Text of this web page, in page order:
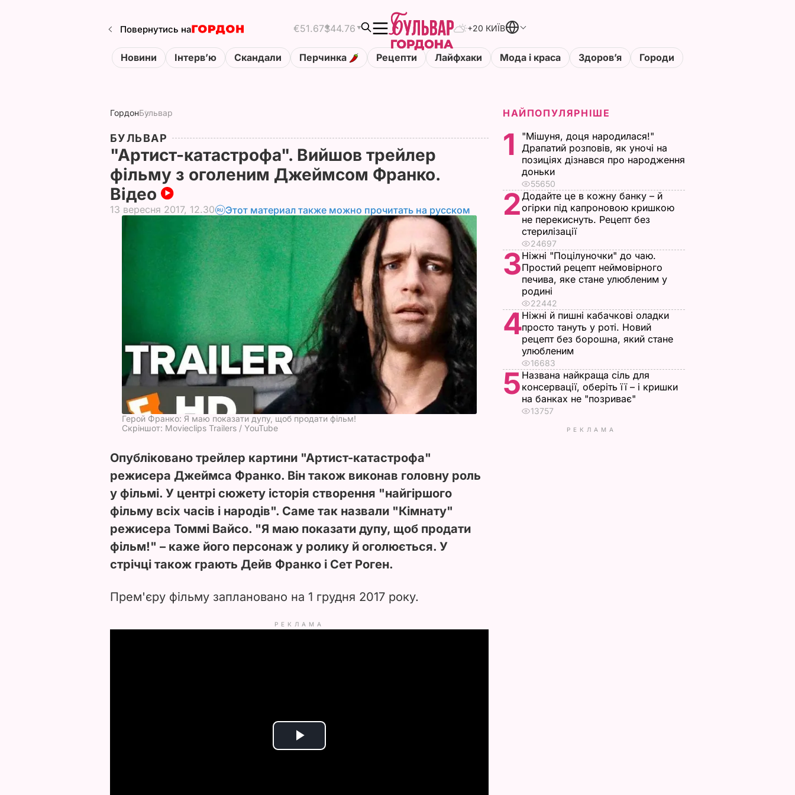
Повернутись на €51.67$44.76 +20 КИЇВ
Новини Інтервʼю Скандали Перчинка Рецепти Лайфхаки Мода і краса Здоровʼя Городи
ГордонБульвар
БУЛЬВАР
"Артист-катастрофа". Вийшов трейлер
фільму з оголеним Джеймсом Франко.
Відео
13 вересня 2017, 12.30 Этот материал также можно прочитать на русском
Герой Франко: Я маю показати дупу, щоб продати фільм!
Скріншот: Movieclips Trailers / YouTube
Опубліковано трейлер картини "Артист-катастрофа"
режисера Джеймса Франко. Він також виконав головну роль
у фільмі. У центрі сюжету історія створення "найгіршого
фільму всіх часів і народів". Саме так назвали "Кімнату"
режисера Томмі Вайсо. "Я маю показати дупу, щоб продати
фільм!" – каже його персонаж у ролику й оголюється. У
стрічці також грають Дейв Франко і Сет Роген.
Прем'єру фільму заплановано на 1 грудня 2017 року.
РЕКЛАМА
P
НАЙПОПУЛЯРНІШЕ
1
"Мішуня, доця народилася!"
Драпатий розповів, як уночі на
позиціях дізнався про народження
доньки
55650
2Додайте це в кожну банку – й
огірки під капроновою кришкою
не перекиснуть. Рецепт без
стерилізації
24697
3Ніжні "Поцілуночки" до чаю.
Простий рецепт неймовірного
печива, яке стане улюбленим у
родині
22442
4Ніжні й пишні кабачкові оладки
просто тануть у роті. Новий
рецепт без борошна, який стане
улюбленим
16683
5 Названа найкраща сіль для
консервації, оберіть її – і кришки
на банках не "позриває"
13757
РЕКЛАМА